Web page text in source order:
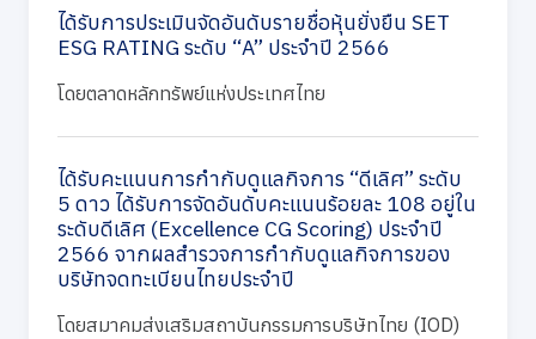
ได้รับการประเมินจัดอันดับรายชื่อหุ้นยั่งยืน SET
ESG RATING ระดับ “A” ประจำปี 2566
โดยตลาดหลักทรัพย์แห่งประเทศไทย
ได้รับคะแนนการกำกับดูแลกิจการ “ดีเลิศ” ระดับ
5 ดาว ได้รับการจัดอันดับคะแนนร้อยละ 108 อยู่ใน
ระดับดีเลิศ (Excellence CG Scoring) ประจำปี
2566 จากผลสำรวจการกำกับดูแลกิจการของ
บริษัทจดทะเบียนไทยประจำปี
โดยสมาคมส่งเสริมสถาบันกรรมการบริษัทไทย (IOD)